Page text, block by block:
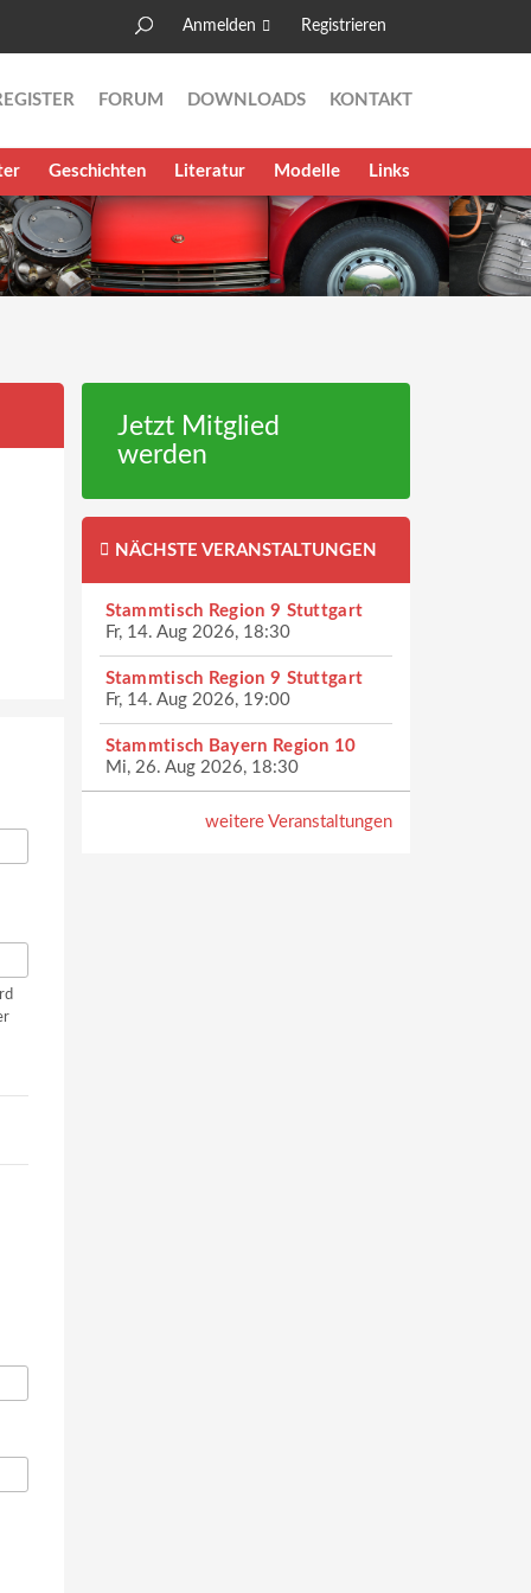
Anmelden Registrieren
Suche
Geschichten Literatur Modelle Links
FORUM DOWNLOADS KONTAKT
Jetzt Mitglied
werden
NÄCHSTE VERANSTALTUNGEN
Stammtisch Region 9 Stuttgart
Fr, 14. Aug 2026, 18:30
Stammtisch Region 9 Stuttgart
Fr, 14. Aug 2026, 19:00
Stammtisch Bayern Region 10
Mi, 26. Aug 2026, 18:30
weitere Veranstaltungen